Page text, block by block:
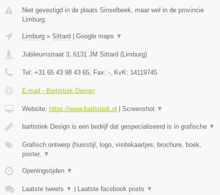
Niet gevestigd in de plaats Sinselbeek, maar wel in de provincie
Limburg.
Limburg » Sittard Google maps ▼
Jubileumstraat 3 6131 JM Sittard ( Limburg)
Tel: +31 65 43 98 43 65 , Fax: - , KvK: 14119745
E-mail › Bartistiek Design
Website: https://www.bartistiek.nl Screenshot ▼
bartistiek Design is een bedrijf dat gespecialiseerd is in grafische ▼
Grafisch ontwerp (huisstijl, logo, visitekaartjes, brochure, boek,
poster,
▼
Openingstijden ▼
Laatste tweets ▼ Laatste facebook posts ▼